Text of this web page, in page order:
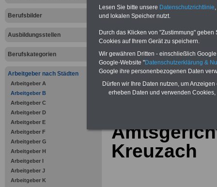
Berufsbilder
Ausbildungsstellen
Berufskategorien
Arbeitgeber nach Städten
Arbeitgeber A
Arbeitgeber B
Arbeitgeber C
Arbeitgeber D
Arbeitgeber E
Arbeitgeber F
Arbeitgeber G
Arbeitgeber H
Arbeitgeber I
Arbeitgeber J
Arbeitgeber K
Online-Vergleich Gesetzliche
Krankenkassen
Krankenversicherung
zurück zur
Kreuzach
Lesen Sie bitte unsere Datenschutzrichtlinie
und lokalen Speicher nutzt.
Durch das Klicken von "Zustimmung"
Cookies auf Ihrem Gerät zu speichern.
Wir gewähren Dritten - einschließlich
Google-Website "Datenschutzerklärung &
Google ihre personenbezogenen Daten
Dürfen wir Ihre Daten nutzen, um
erheben Daten und verwenden